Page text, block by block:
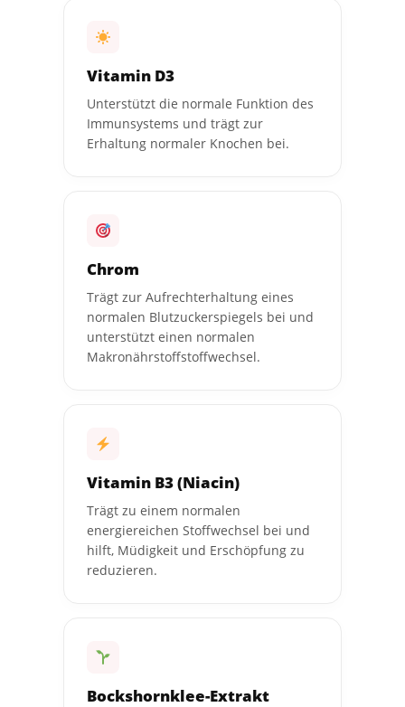
Vitamin D3
Unterstützt die normale Funktion des
Immunsystems und trägt zur
Erhaltung normaler Knochen bei.
Chrom
Trägt zur Aufrechterhaltung eines
normalen Blutzuckerspiegels bei und
unterstützt einen normalen
Makronährstoffstoffwechsel.
Vitamin B3 (Niacin)
Trägt zu einem normalen
energiereichen Stoffwechsel bei und
hilft, Müdigkeit und Erschöpfung zu
reduzieren.
Bockshornklee-Extrakt